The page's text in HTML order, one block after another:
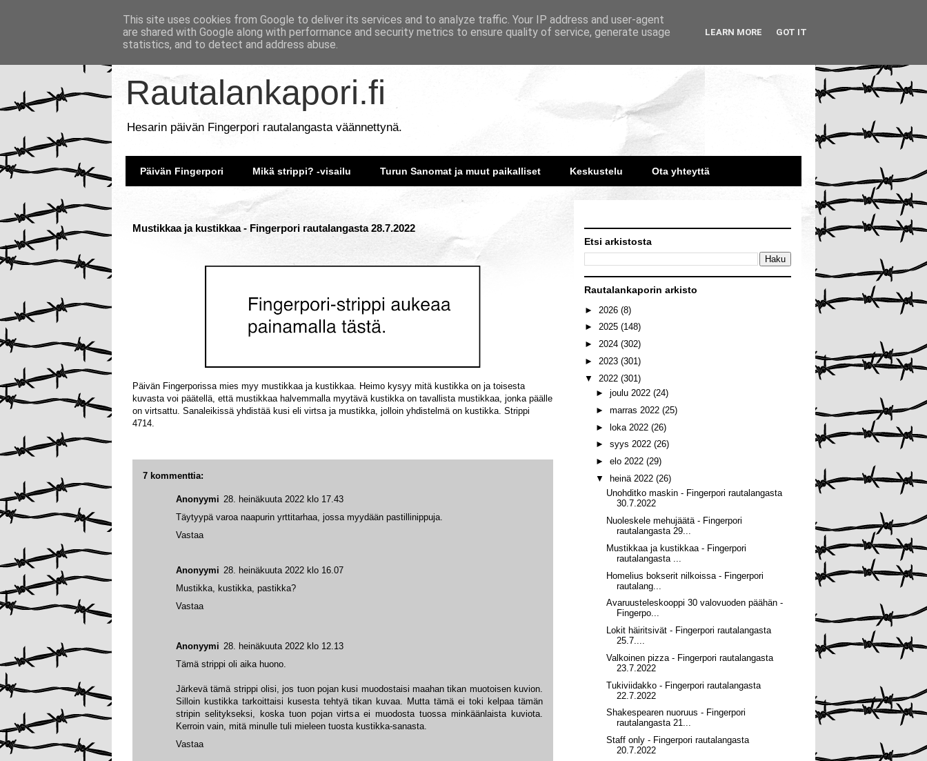
Rautalankapori.fi
Hesarin päivän Fingerpori rautalangasta väännettynä.
Päivän Fingerpori Mikä strippi? -visailu Turun Sanomat ja muut paikalliset Keskustelu Ota yhteyttä
Mustikkaa ja kustikkaa - Fingerpori rautalangasta 28.7.2022
Päivän Fingerporissa mies myy mustikkaa ja kustikkaa. Heimo kysyy mitä kustikka on ja toisesta
kuvasta voi päätellä, että mustikkaa halvemmalla myytävä kustikka on tavallista mustikkaa, jonka päälle
on virtsattu. Sanaleikissä yhdistää kusi eli virtsa ja mustikka, jolloin yhdistelmä on kustikka. Strippi
4714.
7 kommenttia:
Anonyymi 28. heinäkuuta 2022 klo 12.13
Tämä strippi oli aika huono.
Järkevä tämä strippi olisi, jos tuon pojan kusi muodostaisi maahan tikan muotoisen kuvion.
Silloin kustikka tarkoittaisi kusesta tehtyä tikan kuvaa. Mutta tämä ei toki kelpaa tämän
stripin selitykseksi, koska tuon pojan virtsa ei muodosta tuossa minkäänlaista kuviota.
Kerroin vain, mitä minulle tuli mieleen tuosta kustikka-sanasta.
Vastaa
Anonyymi 28. heinäkuuta 2022 klo 16.07
Mustikka, kustikka, pastikka?
Vastaa
Anonyymi 28. heinäkuuta 2022 klo 17.43
Täytyypä varoa naapurin yrttitarhaa, jossa myydään pastillinippuja.
Vastaa
Etsi arkistosta
Rautalankaporin arkisto
► 2026 (8)
► 2025 (148)
► 2024 (302)
► 2023 (301)
▼ 2022 (301)
► joulu 2022 (24)
► marras 2022 (25)
► loka 2022 (26)
► syys 2022 (26)
► elo 2022 (29)
▼
heinä 2022 (26)
Unohditko maskin - Fingerpori rautalangasta
30.7.2022
Nuoleskele mehujäätä - Fingerpori
rautalangasta 29...
Mustikkaa ja kustikkaa - Fingerpori
rautalangasta ...
Homelius bokserit nilkoissa - Fingerpori
rautalang...
Avaruusteleskooppi 30 valovuoden päähän -
Fingerpo...
Lokit häiritsivät - Fingerpori rautalangasta
25.7....
Valkoinen pizza - Fingerpori rautalangasta
23.7.2022
Tukiviidakko - Fingerpori rautalangasta
22.7.2022
Shakespearen nuoruus - Fingerpori
rautalangasta 21...
Staff only - Fingerpori rautalangasta
20.7.2022
This site uses cookies from Google to deliver its services and to analyze traffic. Your IP address and user-agent
are shared with Google along with performance and security metrics to ensure quality of service, generate usage
statistics, and to detect and address abuse.
LEARN MORE GOT IT